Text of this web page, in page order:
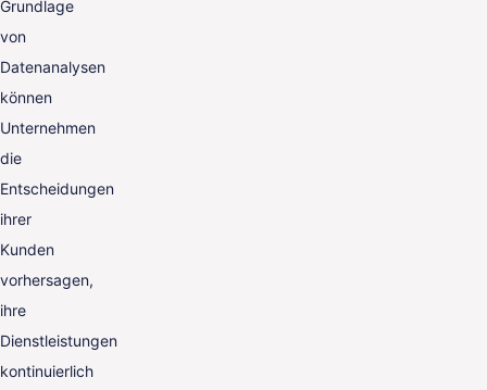
Grundlage
von
Datenanalysen
können
Unternehmen
die
Entscheidungen
ihrer
Kunden
vorhersagen,
ihre
Dienstleistungen
kontinuierlich